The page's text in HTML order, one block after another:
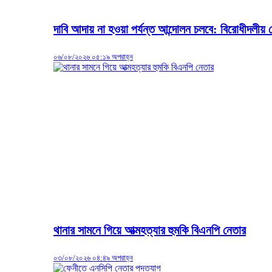
দাবি আদায় না হওয়া পর্যন্ত আন্দোলন চলবে: বিরোধীদলীয়
০৬/০৮/২০২৬ ০৫:১৯ অপরাহ্ন
থানার সামনে গিয়ে আত্মহত্যার হুমকি বিএনপি নেতার
০৩/০৮/২০২৬ ০৪:৪৯ অপরাহ্ন